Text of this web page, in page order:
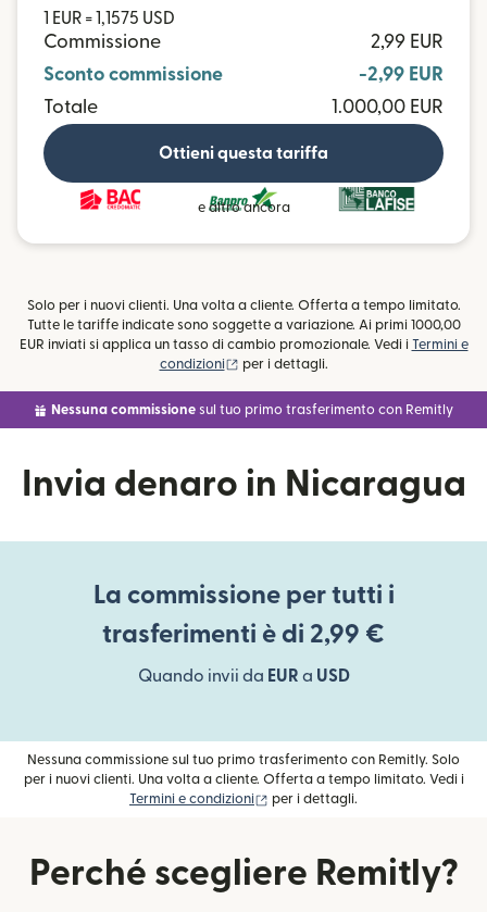
1 EUR = 1,1575 USD
Commissione
2,99 EUR
Sconto commissione
-2,99 EUR
Totale
1.000,00 EUR
Ottieni questa tariffa
e altro ancora
Solo per i nuovi clienti. Una volta a cliente. Offerta a tempo limitato.
Tutte le tariffe indicate sono soggette a variazione. Ai primi 1000,00
EUR inviati si applica un tasso di cambio promozionale. Vedi i Termini e
condizioni
(si apre in una nuova finestra)
per i dettagli.
Nessuna commissione sul tuo primo trasferimento con Remitly
Invia denaro in Nicaragua
La commissione per tutti i
trasferimenti è di 2,99 €
Quando invii da EUR a USD
Nessuna commissione sul tuo primo trasferimento con Remitly. Solo
per i nuovi clienti. Una volta a cliente. Offerta a tempo limitato. Vedi i
Termini e condizioni
(si apre in una nuova finestra)
per i dettagli.
Perché scegliere Remitly?